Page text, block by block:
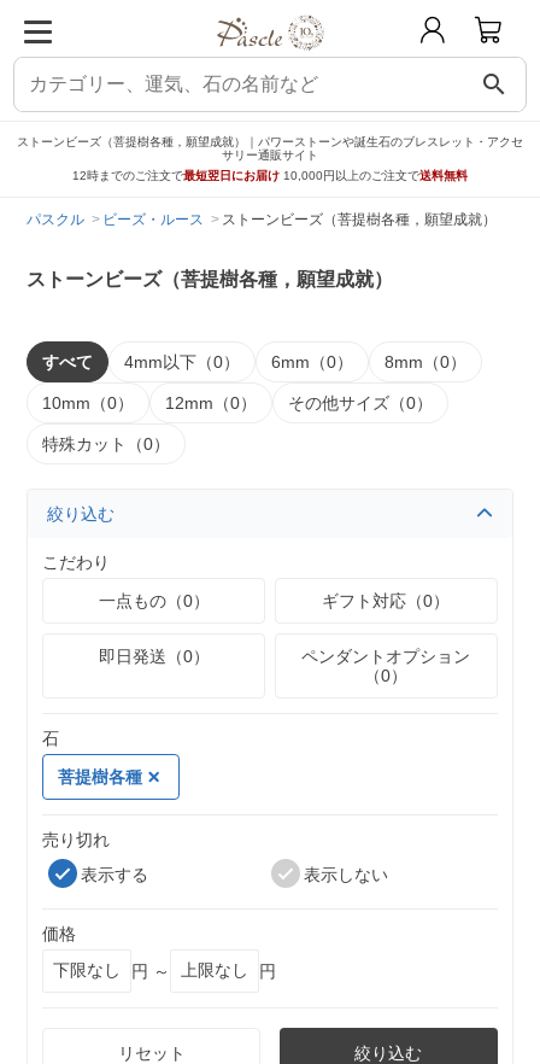
search
ストーンビーズ（菩提樹各種，願望成就）｜パワーストーンや誕生石のブレスレット・アクセ
サリー通販サイト
12時までのご注文で最短翌日にお届け 10,000円以上のご注文で送料無料
パスクル ビーズ・ルース ストーンビーズ（菩提樹各種，願望成就）
ストーンビーズ（菩提樹各種，願望成就）
すべて 4mm以下（0） 6mm（0） 8mm（0）
10mm（0） 12mm（0） その他サイズ（0）
特殊カット（0）
絞り込む
こだわり
一点もの（0）
ギフト対応（0）
即日発送（0）
ペンダントオプション
（0）
石
菩提樹各種
売り切れ
表示する
表示しない
価格
円 ～
円
リセット 絞り込む